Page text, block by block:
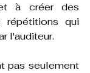
à créer des
répétitions qui
l'auditeur.
pas seulement